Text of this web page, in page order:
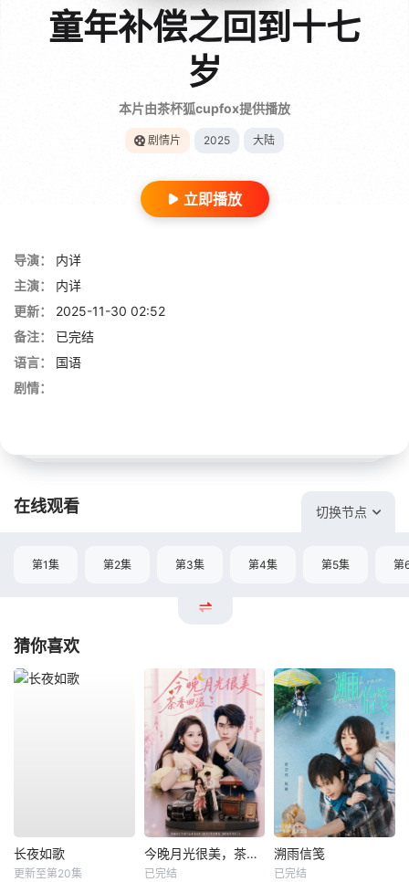
童年补偿之回到十七
岁
本片由茶杯狐cupfox提供播放
剧情片 2025 大陆
立即播放
导演：
内详
主演：
内详
更新：
2025-11-30 02:52
备注：
已完结
语言：
国语
剧情：
在线观看 切换节点
第1集 第2集 第3集 第4集 第5集 第
猜你喜欢
长夜如歌
更新至第20集
今晚月光很美，茶香四溢
已完结
溯雨信笺
已完结